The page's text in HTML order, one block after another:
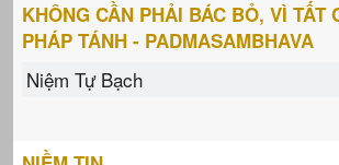
KHÔNG CẦN PHẢI BÁC BỎ, VÌ TẤT
PHÁP TÁNH - PADMASAMBHAVA
Niệm Tự Bạch